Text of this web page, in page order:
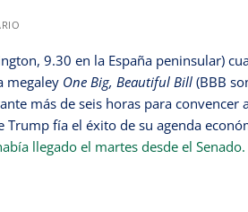
9.30 en la España peninsular)
megaley One Big, Beautiful Bill (BBB
más de seis horas para convencer
fía el éxito de su agenda
llegado el martes desde el Senado.